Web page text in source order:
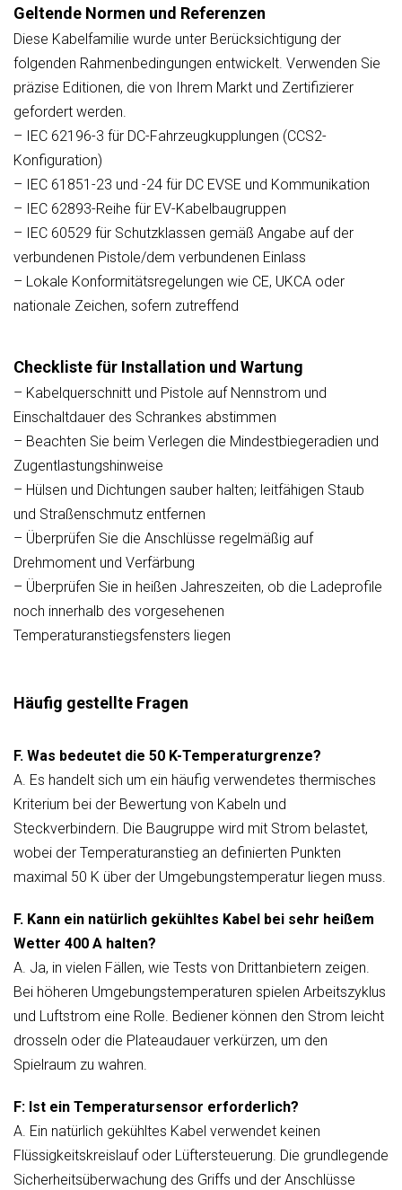
Geltende Normen und Referenzen
Diese Kabelfamilie wurde unter Berücksichtigung der
folgenden Rahmenbedingungen entwickelt. Verwenden Sie
präzise Editionen, die von Ihrem Markt und Zertifizierer
gefordert werden.
– IEC 62196-3 für DC-Fahrzeugkupplungen (CCS2-
Konfiguration)
– IEC 61851-23 und -24 für DC EVSE und Kommunikation
– IEC 62893-Reihe für EV-Kabelbaugruppen
– IEC 60529 für Schutzklassen gemäß Angabe auf der
verbundenen Pistole/dem verbundenen Einlass
– Lokale Konformitätsregelungen wie CE, UKCA oder
nationale Zeichen, sofern zutreffend
Checkliste für Installation und Wartung
– Kabelquerschnitt und Pistole auf Nennstrom und
Einschaltdauer des Schrankes abstimmen
– Beachten Sie beim Verlegen die Mindestbiegeradien und
Zugentlastungshinweise
– Hülsen und Dichtungen sauber halten; leitfähigen Staub
und Straßenschmutz entfernen
– Überprüfen Sie die Anschlüsse regelmäßig auf
Drehmoment und Verfärbung
– Überprüfen Sie in heißen Jahreszeiten, ob die Ladeprofile
noch innerhalb des vorgesehenen
Temperaturanstiegsfensters liegen
Häufig gestellte Fragen
F. Was bedeutet die 50 K-Temperaturgrenze?
A. Es handelt sich um ein häufig verwendetes thermisches
Kriterium bei der Bewertung von Kabeln und
Steckverbindern. Die Baugruppe wird mit Strom belastet,
wobei der Temperaturanstieg an definierten Punkten
maximal 50 K über der Umgebungstemperatur liegen muss.
F. Kann ein natürlich gekühltes Kabel bei sehr heißem
Wetter 400 A halten?
A. Ja, in vielen Fällen, wie Tests von Drittanbietern zeigen.
Bei höheren Umgebungstemperaturen spielen Arbeitszyklus
und Luftstrom eine Rolle. Bediener können den Strom leicht
drosseln oder die Plateaudauer verkürzen, um den
Spielraum zu wahren.
F: Ist ein Temperatursensor erforderlich?
A. Ein natürlich gekühltes Kabel verwendet keinen
Flüssigkeitskreislauf oder Lüftersteuerung. Die grundlegende
Sicherheitsüberwachung des Griffs und der Anschlüsse